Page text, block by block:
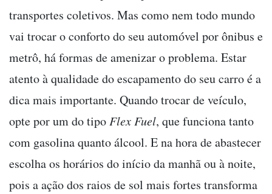
transportes coletivos. Mas como nem todo mundo
vai trocar o conforto do seu automóvel por ônibus e
metrô, há formas de amenizar o problema. Estar
atento à qualidade do escapamento do seu carro é a
dica mais importante. Quando trocar de veículo,
opte por um do tipoFlex Fuel, que funciona tanto
com gasolina quanto álcool. E na hora de abastecer
escolha os horários do início da manhã ou à noite,
pois a ação dos raios de sol mais fortes transforma